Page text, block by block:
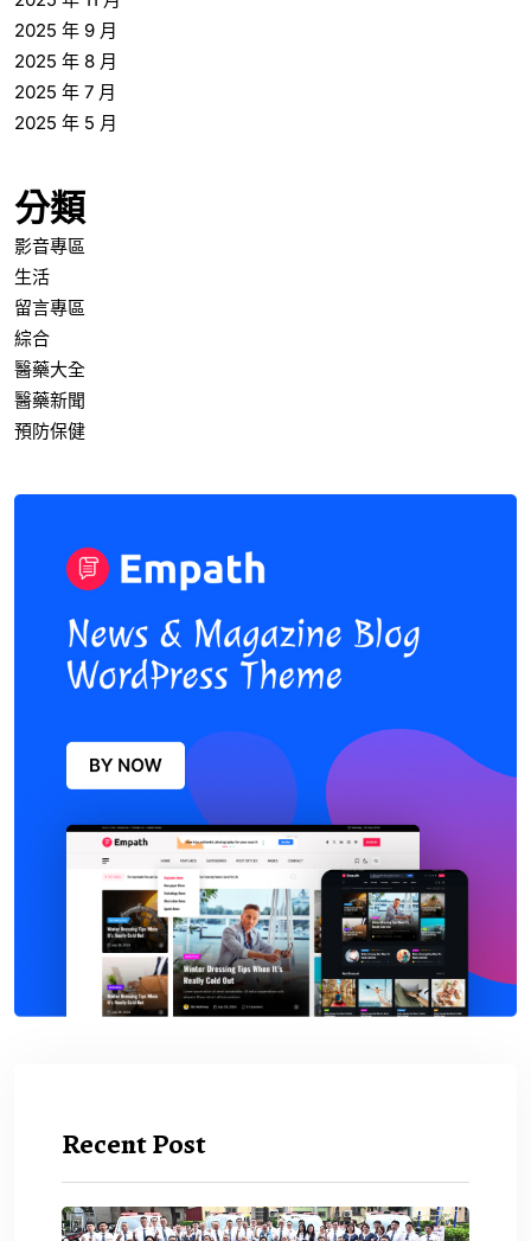
2025 年 9 月
2025 年 8 月
2025 年 7 月
2025 年 5 月
分類
影音專區
生活
留言專區
綜合
醫藥大全
醫藥新聞
預防保健
Recent Post